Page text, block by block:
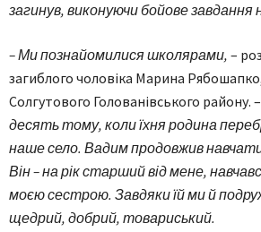
загинув, виконуючи бойове завдання
– Ми познайомилися школярами, –
загиблого чоловіка Марина
Солгутового Голованівського району. –
десять тому, коли їхня родина
наше село. Вадим продовжив
Він – на рік старший від мене,
моєю сестрою. Завдяки їй ми й
щедрий, добрий, товариський.